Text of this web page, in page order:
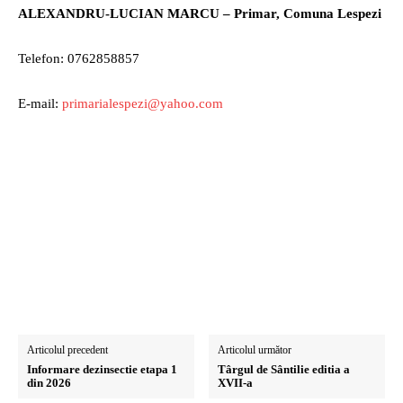
ALEXANDRU-LUCIAN MARCU – Primar, Comuna Lespezi
Telefon: 0762858857
E-mail: primarialespezi@yahoo.com
Articolul precedent
Informare dezinsectie etapa 1
din 2026
Articolul următor
Târgul de Sântilie editia a
XVII-a